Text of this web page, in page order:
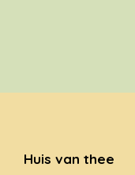
Huis van thee